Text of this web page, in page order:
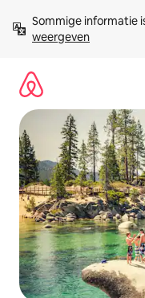
direct
naar
Sommige informatie
weergeven